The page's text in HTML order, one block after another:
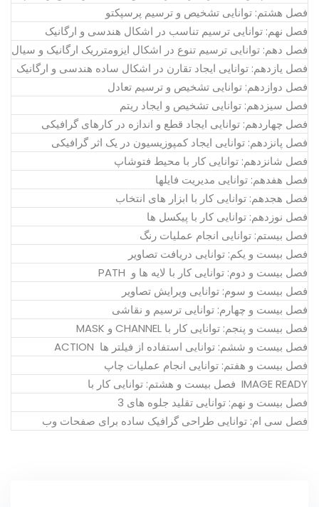
فصل هشتم: توانایی تشخیص و ترسیم پرسپکتو
فصل نهم: توانایی ترسیم تناسب در اشکال هندسی و ارگانیک
فصل دهم: توانایی ترسیم تنوع در اشکال ایزومترریک ارگانیک و سیال
فصل یازدهم: توانایی ایجاد تقارن در اشکال ساده هندسی و ارگانیک
فصل دوازدهم: توانایی تشخیص و ترسیم تعادل
فصل سیزدهم: توانایی تشخیص و ایجاد ریتم
فصل چهاردهم: توانایی ایجاد قطع و اندازه در کارهای گرافیکی
فصل پانزدهم: توانایی ایجاد کمپوزیسیون در یک اثر گرافیکی
فصل شانزدهم: توانایی کار با محیط فتوشاپ
فصل هفدهم: توانایی مدیریت فایلها
فصل هجدهم: توانایی کار با ابزار های انتخاب
فصل نوزدهم: توانایی کار با پیکسل ها
فصل بیستم: توانایی انجام عملیات رنگ
فصل بیست و یکم: توانایی دریافت تصاویر
فصل بیست و دوم: توانایی کار با لایه ها و PATH
فصل بیست و سوم: توانایی ویرایش تصاویر
فصل بیست و چهارم: توانایی ترسیم و نقاشی
فصل بیست و پنجم: توانایی کار با CHANNEL و MASK
فصل بیست و ششم: توانایی استفاده از فیلتر ها ACTION
فصل بیست و هفتم: توانایی انجام عملیات چاپ
IMAGE READY فصل بیست و هشتم: توانایی کار با
فصل بیست و نهم: توانایی تقلید جلوه های 3
فصل سی ام: توانایی طراحی گرافیک ساده برای صفحات وب